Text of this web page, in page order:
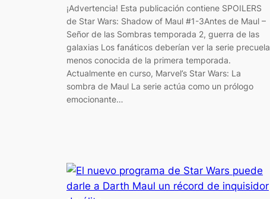
¡Advertencia! Esta publicación contiene SPOILERS
de Star Wars: Shadow of Maul #1-3Antes de Maul –
Señor de las Sombras temporada 2, guerra de las
galaxias Los fanáticos deberían ver la serie precuela
menos conocida de la primera temporada.
Actualmente en curso, Marvel’s Star Wars: La
sombra de Maul La serie actúa como un prólogo
emocionante…